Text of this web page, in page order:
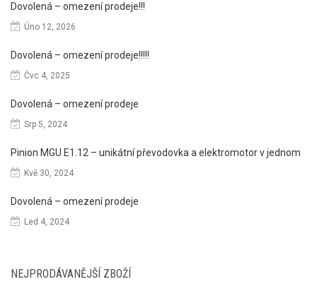
Dovolená – omezení prodeje!!!
Úno 12, 2026
Dovolená – omezení prodeje!!!!!
Čvc 4, 2025
Dovolená – omezení prodeje
Srp 5, 2024
Pinion MGU E1.12 – unikátní převodovka a elektromotor v jednom
Kvě 30, 2024
Dovolená – omezení prodeje
Led 4, 2024
NEJPRODÁVANĚJŠÍ ZBOŽÍ